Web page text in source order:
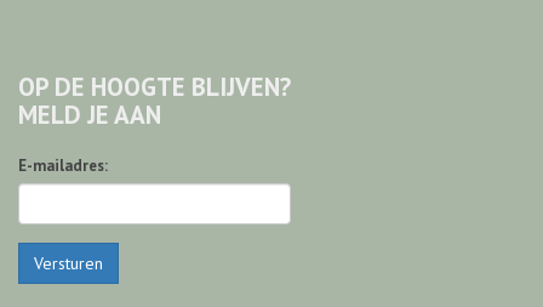
OP DE HOOGTE BLIJVEN?
MELD JE AAN
E-mailadres:
Versturen